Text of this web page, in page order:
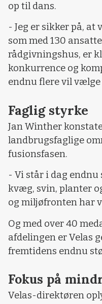
op til dans.
- Jeg er sikker på, at
som med 130
rådgivningshus, er
konkurrence og
endnu flere vil vælge
Faglig styrke
Jan Winther
landbrugsfaglige
fusionsfasen.
- Vi står i dag
kvæg, svin, planter
og miljøfronten har
Og med over 40
afdelingen er Velas
fremtidens endnu
Fokus på
Velas-direktøren